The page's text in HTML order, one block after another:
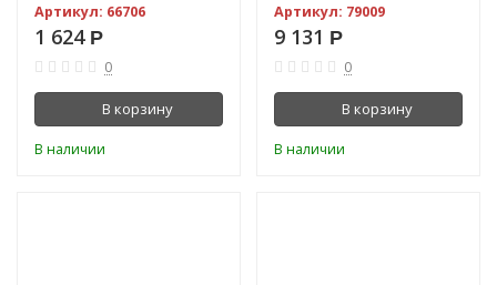
Артикул: 66706
1 624 Р
0
В корзину
В наличии
с пупырышками
Артикул: 79009
9 131 Р
0
В корзину
В наличии